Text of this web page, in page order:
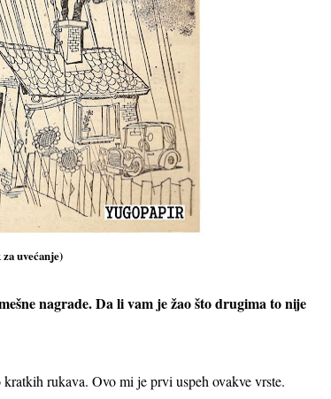
uvećanje)
nagrade. Da li vam je žao što drugima to nije
rukava. Ovo mi je prvi uspeh ovakve vrste.